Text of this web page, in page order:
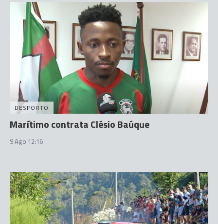
DESPORTO
Marítimo contrata Clésio Baúque
9 Ago 12:16